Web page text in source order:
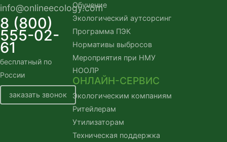
info@onlineecology.com
8 (800)
555-02-
61
бесплатный по
России
заказать звонок
Обучение
Экологический аутсорсинг
Программа ПЭК
Нормативы выбросов
Мероприятия при НМУ
НООЛР
ОНЛАЙН-СЕРВИС
Экологическим компаниям
Ритейлерам
Утилизаторам
Техническая поддержка